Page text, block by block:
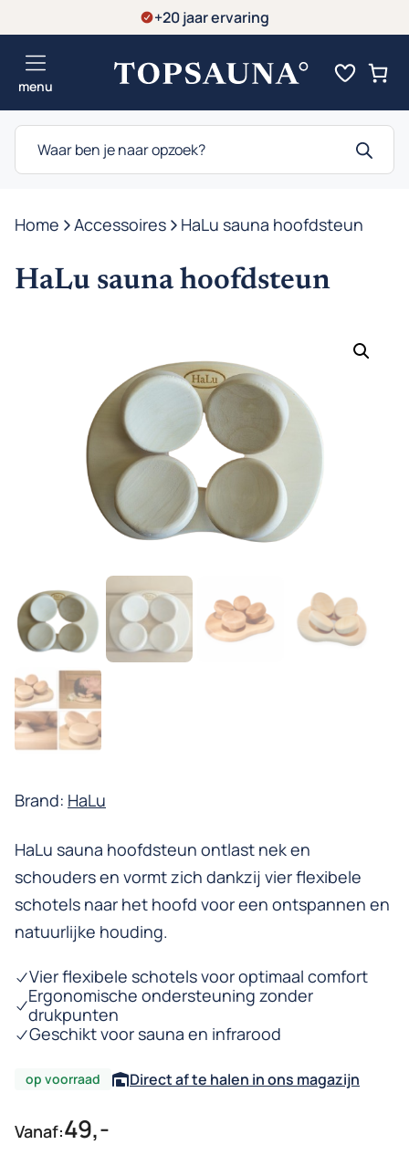
naar
inhoud
+20 jaar ervaring
menu
Producten
zoeken
Home -Accessoires - HaLu sauna hoofdsteun
HaLu sauna hoofdsteun
Brand: HaLu
HaLu sauna hoofdsteun ontlast nek en
schouders en vormt zich dankzij vier flexibele
schotels naar het hoofd voor een ontspannen en
natuurlijke houding.
Vier flexibele schotels voor optimaal comfort
Ergonomische ondersteuning zonder
drukpunten
Geschikt voor sauna en infrarood
op voorraad Direct af te halen in ons magazijn
Vanaf:49,-